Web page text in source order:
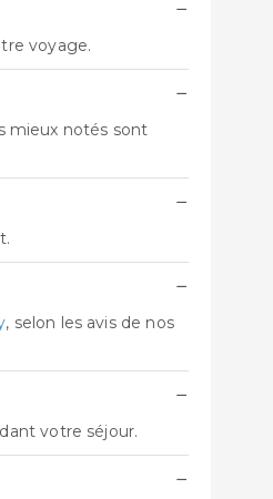
−
voyage.
−
mieux notés sont
−
−
, selon les avis de nos
−
votre séjour.
−